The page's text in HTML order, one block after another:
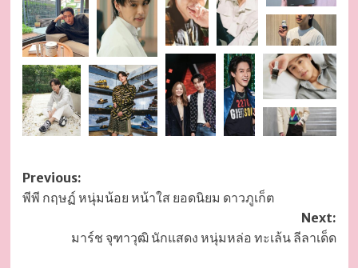
Post
navigation
Previous:
พีพี กฤษฏ์ หนุ่มน้อย หน้าใส ยอดนิยม ดาวภูเก็ต
Next:
มาร์ช จุฑาวุฒิ นักแสดง หนุ่มหล่อ ทะเล้น ลีลาเด็ด